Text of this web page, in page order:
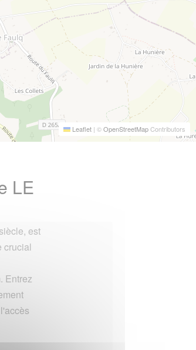
Leaflet | ©OpenStreetMapContributors
LE
est
crucial
Entrez